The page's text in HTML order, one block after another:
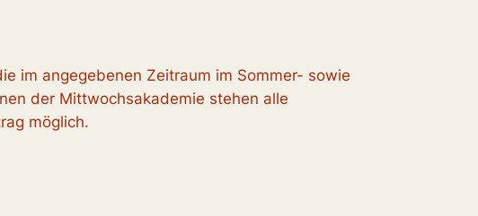
im angegebenen Zeitraum im Sommer- sowie
der Mittwochsakademie stehen alle
möglich.